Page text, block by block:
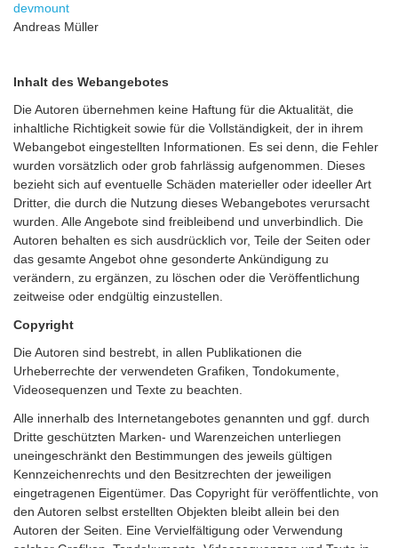
devmount
Andreas Müller
Inhalt des Webangebotes
Die Autoren übernehmen keine Haftung für die Aktualität, die
inhaltliche Richtigkeit sowie für die Vollständigkeit, der in ihrem
Webangebot eingestellten Informationen. Es sei denn, die Fehler
wurden vorsätzlich oder grob fahrlässig aufgenommen. Dieses
bezieht sich auf eventuelle Schäden materieller oder ideeller Art
Dritter, die durch die Nutzung dieses Webangebotes verursacht
wurden. Alle Angebote sind freibleibend und unverbindlich. Die
Autoren behalten es sich ausdrücklich vor, Teile der Seiten oder
das gesamte Angebot ohne gesonderte Ankündigung zu
verändern, zu ergänzen, zu löschen oder die Veröffentlichung
zeitweise oder endgültig einzustellen.
Copyright
Die Autoren sind bestrebt, in allen Publikationen die
Urheberrechte der verwendeten Grafiken, Tondokumente,
Videosequenzen und Texte zu beachten.
Alle innerhalb des Internetangebotes genannten und ggf. durch
Dritte geschützten Marken- und Warenzeichen unterliegen
uneingeschränkt den Bestimmungen des jeweils gültigen
Kennzeichenrechts und den Besitzrechten der jeweiligen
eingetragenen Eigentümer. Das Copyright für veröffentlichte, von
den Autoren selbst erstellten Objekten bleibt allein bei den
Autoren der Seiten. Eine Vervielfältigung oder Verwendung